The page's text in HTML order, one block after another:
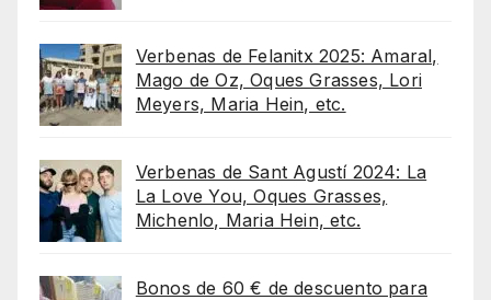
Verbenas de Felanitx 2025: Amaral,
Mago de Oz, Oques Grasses, Lori
Meyers, Maria Hein, etc.
Verbenas de Sant Agustí 2024: La
La Love You, Oques Grasses,
Michenlo, Maria Hein, etc.
Bonos de 60 € de descuento para